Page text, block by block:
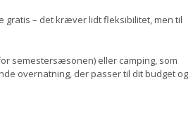
– det kræver lidt fleksibilitet, men til
semestersæsonen) eller camping, som
overnatning, der passer til dit budget og